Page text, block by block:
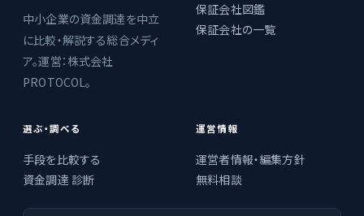
中小企業の資金調達を中立
に比較・解説する総合メディ
ア。運営：株式会社
PROTOCOL。
保証会社図鑑
保証会社の一覧
選ぶ・調べる
手段を比較する
資金調達 診断
運営情報
運営者情報・編集方針
無料相談